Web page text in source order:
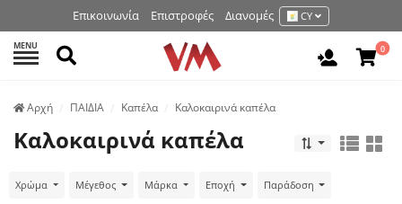
Επικοινωνία Επιστροφές Διανομές CY
MENU Αναζήτηση 0
Аρχή ΠΑΙΔΙΑ Καπέλα Καλοκαιρινά καπέλα
Καλοκαιρινά καπέλα
Χρώμα Μέγεθος Μάρκα Εποχή Παράδοση